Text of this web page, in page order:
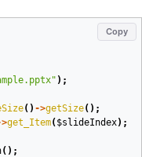
Copy
);
() ->getSize();
get_Item( $slideIndex);
();